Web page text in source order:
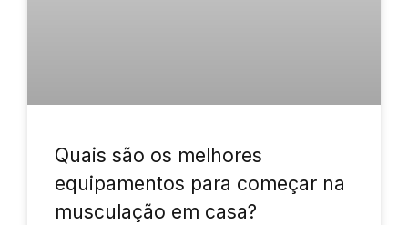
Quais são os melhores
equipamentos para começar na
musculação em casa?